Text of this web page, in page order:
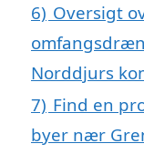
6) Oversigt
Norddjurs
7) Find en
byer nær